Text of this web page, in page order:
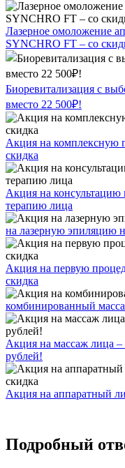
Лазерное омоложение
SYNCHRO FT – со
Биоревитализация с
вместо 22 500₽!
Акция на комплексную
скидка
Акция на консультацию
терапию лица
на лазерную эпиляцию
Акция на первую
скидка
комбинированный
Акция на массаж лица –
рублей!
Акция на аппаратный
Подробный